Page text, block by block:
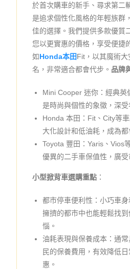
於首次購車的新手、尋求第二
是追求個性化風格的年輕族群
佳的選擇。我們提供多款優質
您以更實惠的價格，享受便捷
如Honda本田Fit，以其魔術
名，非常適合都會代步。 品牌
Mini Cooper 迷你：經典英
是時尚與個性的象徵，深受
Honda 本田：Fit、City等
大化設計和低油耗，成為都
Toyota 豐田：Yaris、Vios
優異的二手車保值性，廣受
小型掀背車選購重點 ：
都市停車便利性：小巧車
擁擠的都市中也能輕鬆找
惱。
油耗表現與保養成本：通
民的保養費用，有效降低
惠。